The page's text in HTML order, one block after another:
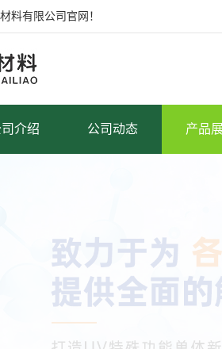
料有限公司官网！
介绍 公司动态 产品